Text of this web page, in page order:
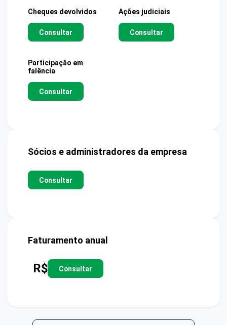
Cheques devolvidos
Consultar
Ações judiciais
Consultar
Participação em
falência
Consultar
Sócios e administradores da empresa
Consultar
Faturamento anual
R$ Consultar